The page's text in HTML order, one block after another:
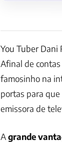
You Tuber
Afinal de
famosinho na
portas para
emissora de
Agrande